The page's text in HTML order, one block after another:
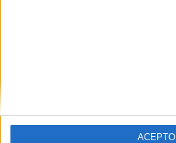
ACEPTO